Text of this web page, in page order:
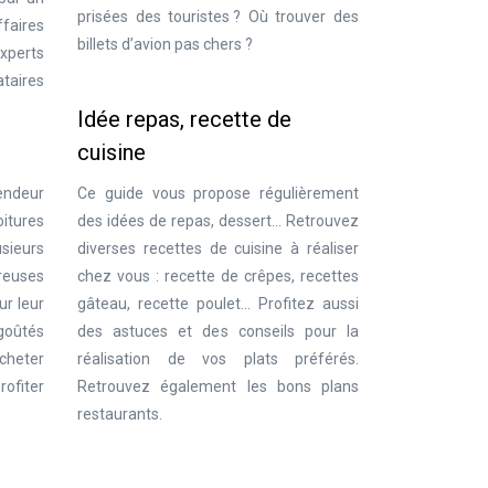
leur
prisées des touristes ? Où trouver des
billets d’avion pas chers ?
Idée repas, recette de
cuisine
Ce guide vous propose régulièrement
des idées de repas, dessert… Retrouvez
diverses recettes de cuisine à réaliser
chez vous : recette de crêpes, recettes
gâteau, recette poulet… Profitez aussi
des astuces et des conseils pour la
réalisation de vos plats préférés.
Retrouvez également les bons plans
restaurants.